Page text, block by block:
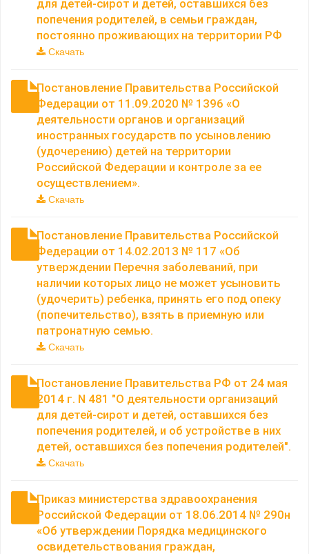
для детей-сирот и детей, оставшихся без
попечения родителей, в семьи граждан,
постоянно проживающих на территории РФ
Скачать
Постановление Правительства Российской
Федерации от 11.09.2020 № 1396 «О
деятельности органов и организаций
иностранных государств по усыновлению
(удочерению) детей на территории
Российской Федерации и контроле за ее
осуществлением».
Скачать
Постановление Правительства Российской
Федерации от 14.02.2013 № 117 «Об
утверждении Перечня заболеваний, при
наличии которых лицо не может усыновить
(удочерить) ребенка, принять его под опеку
(попечительство), взять в приемную или
патронатную семью.
Скачать
Постановление Правительства РФ от 24 мая
2014 г. N 481 "О деятельности организаций
для детей-сирот и детей, оставшихся без
попечения родителей, и об устройстве в них
детей, оставшихся без попечения родителей".
Скачать
Приказ министерства здравоохранения
Российской Федерации от 18.06.2014 № 290н
«Об утверждении Порядка медицинского
освидетельствования граждан,